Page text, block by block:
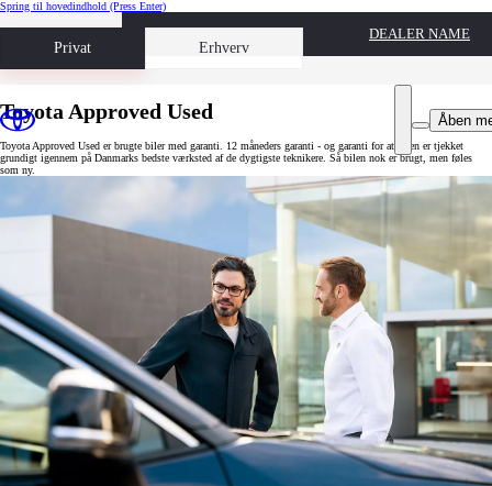
Spring til hovedindhold (Press Enter)
Privat Erhverv
Book prøvetur
DEALER NAME
Åben
Toyota Approved Used
Toyota Approved Used er brugte biler med garanti. 12 måneders garanti - og garanti for at bilen er tjekket
grundigt igennem på Danmarks bedste værksted af de dygtigste teknikere. Så bilen nok er brugt, men føles
som ny.